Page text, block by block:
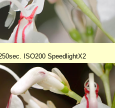
ISO200 SpeedlightX2